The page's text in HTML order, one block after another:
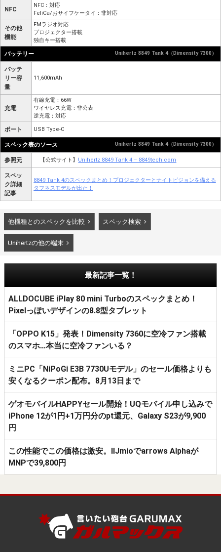
NFC
NFC：対応
FeliCa/おサイフケータイ：非対応
その他
機能
FMラジオ対応
プロジェクター搭載
独自キー搭載
バッテリー Unihertz 8849 Tank 4（Dimensity 7300）
バッテ
リー容
量
11,600mAh
充電
有線充電：66W
ワイヤレス充電：非公表
逆充電：対応
ポート USB Type-C
スペック表のソース Unihertz 8849 Tank 4（Dimensity 7300）
参照元 【公式サイト】 Unihertz 8849 Tank 4 – 8849tech.com
スペッ
ク詳細
記事
8849 Tank 4のスペックまとめ！プロジェクターとナイトビジョンを備える
タフネスモデルが出た！
他機種とのスペックを比較 スペック検索
Unihertzの他の端末
最新記事一覧！
ALLDOCUBE iPlay 80 mini Turboのスペックまとめ！
Pixelっぽいデザインの8.8型タブレット
「OPPO K15」発表！Dimensity 7360に空冷ファン搭載
のスマホ…本当に空冷ファンいる？
ミニPC「NiPoGi E3B 7730Uモデル」のセール価格よりも
安くなるクーポン配布。8月13日まで
ゲオモバイルHAPPYセール開始！UQモバイル申し込みで
iPhone 12が1円+1万円分のpt還元、Galaxy S23が9,900
円
この性能でこの価格は激安。IIJmioでarrows Alphaが
MNPで39,800円